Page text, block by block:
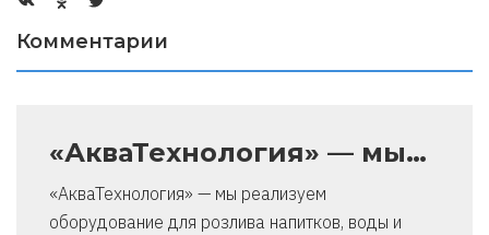
Комментарии
«АкваТехнология» — мы…
«АкваТехнология» — мы реализуем
оборудование для розлива напитков, воды и